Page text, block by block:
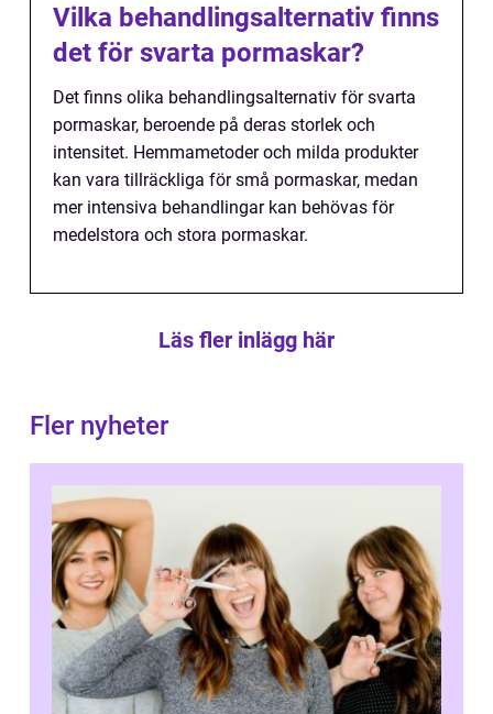
Vilka behandlingsalternativ finns
det för svarta pormaskar?
Det finns olika behandlingsalternativ för svarta
pormaskar, beroende på deras storlek och
intensitet. Hemmametoder och milda produkter
kan vara tillräckliga för små pormaskar, medan
mer intensiva behandlingar kan behövas för
medelstora och stora pormaskar.
Läs fler inlägg här
Fler nyheter